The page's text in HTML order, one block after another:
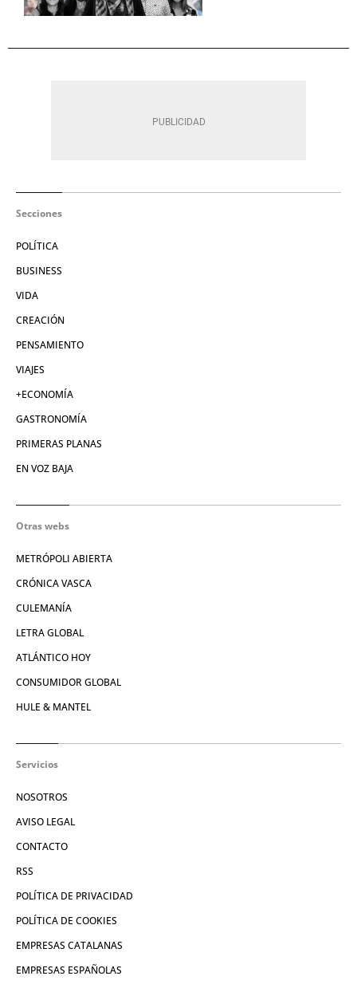
Secciones
POLÍTICA
BUSINESS
VIDA
CREACIÓN
PENSAMIENTO
VIAJES
+ECONOMÍA
GASTRONOMÍA
PRIMERAS PLANAS
EN VOZ BAJA
Otras webs
METRÓPOLI ABIERTA
CRÓNICA VASCA
CULEMANÍA
LETRA GLOBAL
ATLÁNTICO HOY
CONSUMIDOR GLOBAL
HULE & MANTEL
Servicios
NOSOTROS
AVISO LEGAL
CONTACTO
RSS
POLÍTICA DE PRIVACIDAD
POLÍTICA DE COOKIES
EMPRESAS CATALANAS
EMPRESAS ESPAÑOLAS